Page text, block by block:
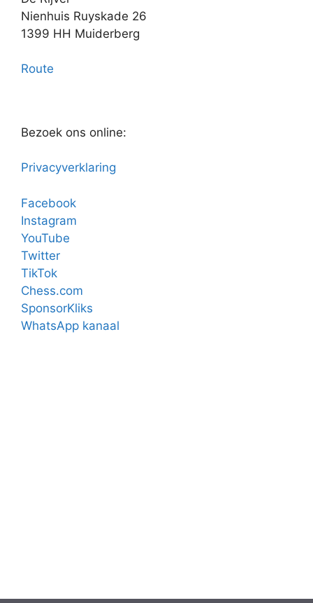
Nienhuis Ruyskade 26
1399 HH Muiderberg
Route
Bezoek ons online:
Privacyverklaring
Facebook
Instagram
YouTube
Twitter
TikTok
Chess.com
SponsorKliks
WhatsApp kanaal